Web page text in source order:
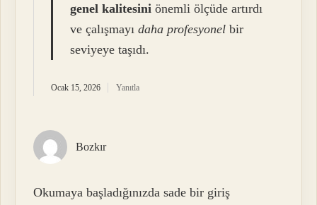
genel kalitesini önemli ölçüde artırdı
ve çalışmayıdaha profesyonel bir
seviyeye taşıdı.
Ocak 15, 2026 Yanıtla
Bozkır
Okumaya başladığınızda sade bir giriş